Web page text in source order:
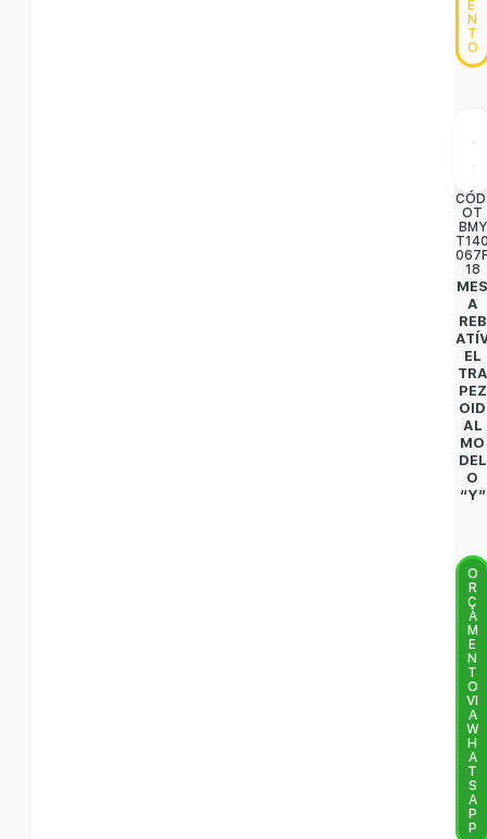
E
N
T
O
OT
BMY
18
A
REB
EL
TRA
PEZ
OID
AL
MO
DEL
O
“Y”
O
R
Ç
A
M
E
N
T
O
VI
A
W
H
A
T
S
A
P
P